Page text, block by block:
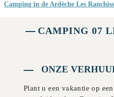
Camping in de Ardèche Les
CAMPING 07
ONZE
Plant u een vakantie op